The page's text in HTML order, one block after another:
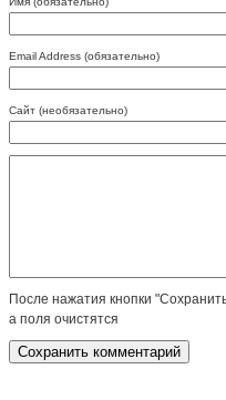
Email Address (обязательно)
Сайт (необязательно)
После нажатия кнопки
а поля очистятся